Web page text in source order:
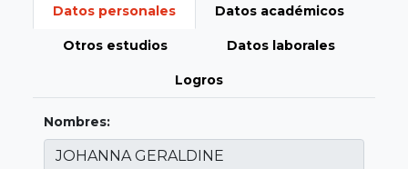
Datos personales Datos académicos
Otros estudios Datos laborales
Logros
Nombres: